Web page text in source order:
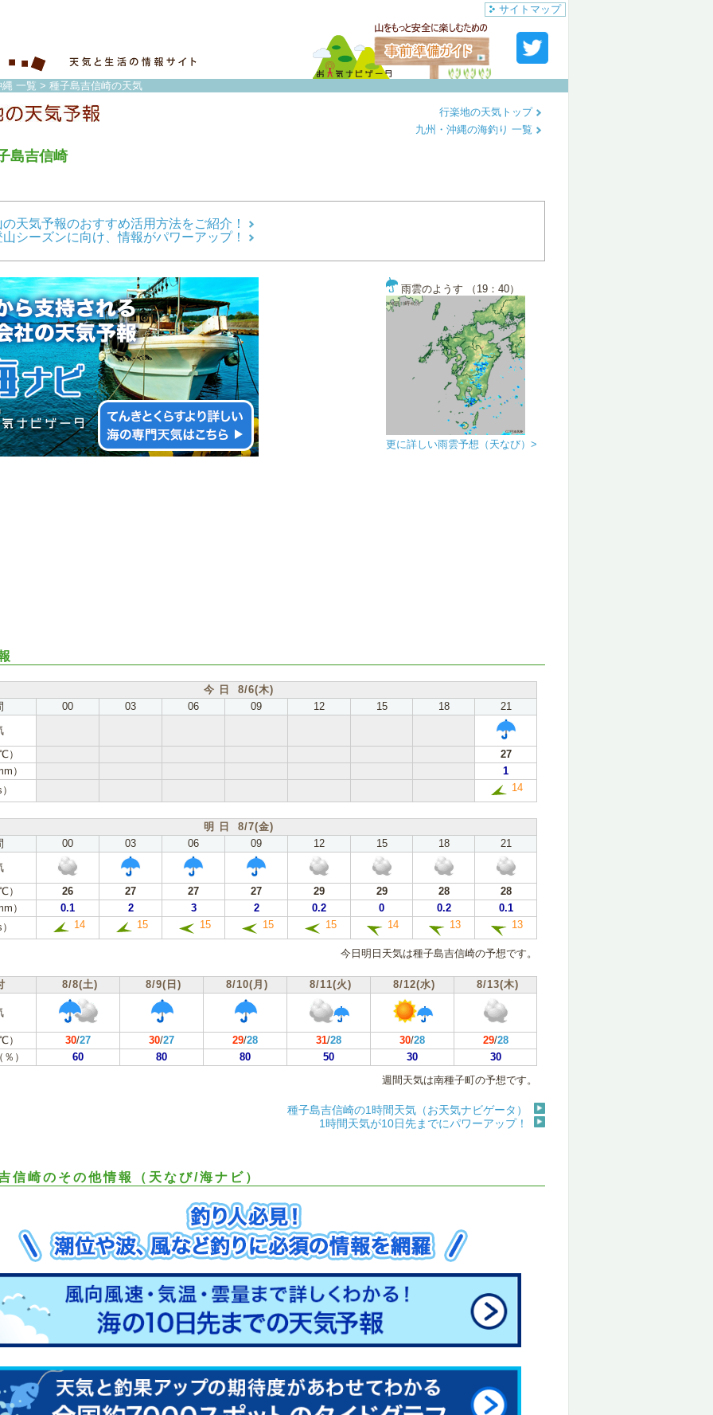
サイトマップ
一覧 > 種子島吉信崎の天気
島吉信崎
行楽地の天気トップ
九州・沖縄の海釣り 一覧
天気予報のおすすめ活用方法をご紹介！
シーズンに向け、情報がパワーアップ！
雨雲のようす （19：40）
更に詳しい雨雲予想（天なび）>
今 日 8/6(木)
00 03 06 09 12 15 18
21
27
）
1
14
明 日 8/7(金)
00 03 06 09 12 15 18
21
26 27 27 27 29 29 28
28
）
0.1 2 3 2 0.2 0 0.2
0.1
14 15 15 15 15 14 13 13
今日明日天気は種子島吉信崎の予想です。
8/8(土) 8/9(日) 8/10(月) 8/11(火) 8/12(水) 8/13(木)
30/27 30/27 29/28 31/28 30/28 29/28
）
60 80 80 50 30
30
週間天気は南種子町の予想です。
種子島吉信崎の1時間天気（お天気ナビゲータ）
1時間天気が10日先までにパワーアップ！
信崎のその他情報（天なび/海ナビ）